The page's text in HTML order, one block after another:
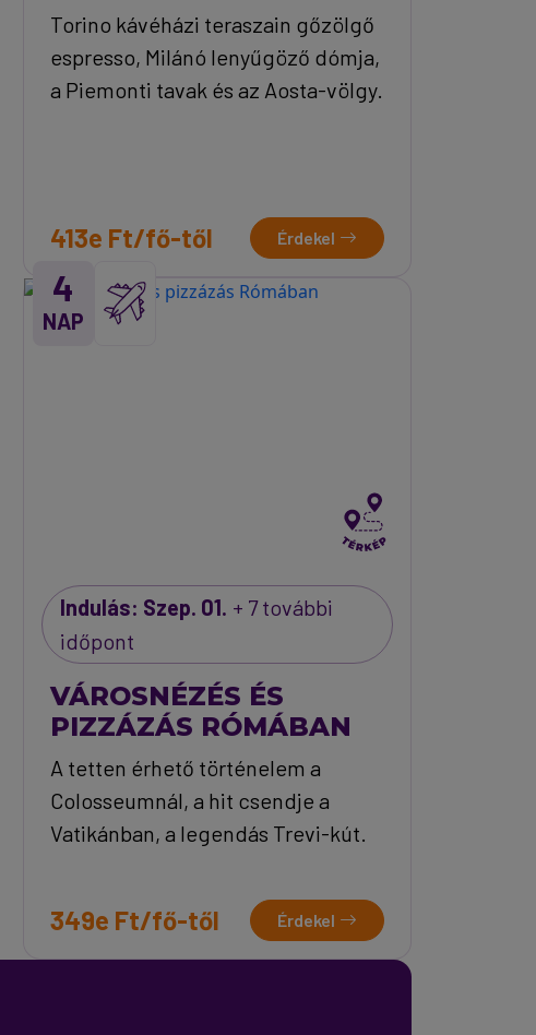
Torino kávéházi teraszain gőzölgő
espresso, Milánó lenyűgöző dómja,
a Piemonti tavak és az Aosta-völgy.
413e Ft/fő-től Érdekel
4
NAP
Indulás: Szep. 01. + 7 további
időpont
VÁROSNÉZÉS ÉS
PIZZÁZÁS RÓMÁBAN
A tetten érhető történelem a
Colosseumnál, a hit csendje a
Vatikánban, a legendás Trevi-kút.
349e Ft/fő-től Érdekel